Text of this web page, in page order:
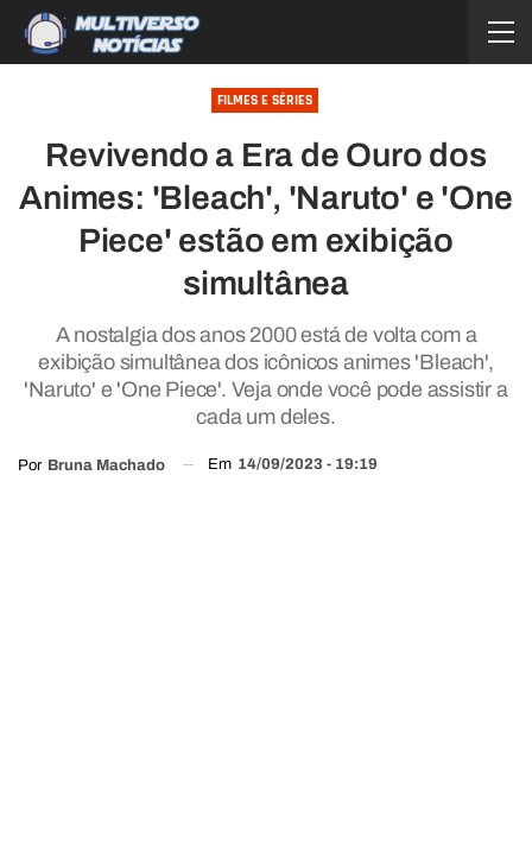
FILMES E SÉRIES
Revivendo a Era de Ouro dos
Animes: 'Bleach', 'Naruto' e 'One
Piece' estão em exibição
simultânea
A nostalgia dos anos 2000 está de volta com a
exibição simultânea dos icônicos animes 'Bleach',
'Naruto' e 'One Piece'. Veja onde você pode assistir a
cada um deles.
Por Bruna Machado Em 14/09/2023 - 19:19